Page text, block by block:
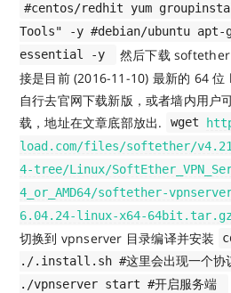
#centos/redhit yum
Tools" -y #debian/ubuntu
essential -y
然后下载
接是目前 (2016-11-10) 最新的 64
自行去官网下载新版，或者墙内用户
载，地址在文章底部放出.
wget
load.com/files/softether/
4-tree/Linux/
4_or_AMD64/softether-
6.04.24-linux-x64-
切换到 vpnserver 目录编译并安装
./.install.sh #这里会出现一个协
./vpnserver start #开启服务端